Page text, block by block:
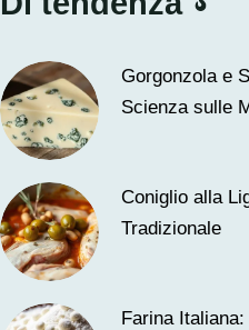
Gorgonzola e
Scienza sulle
Coniglio alla
Tradizionale
Farina